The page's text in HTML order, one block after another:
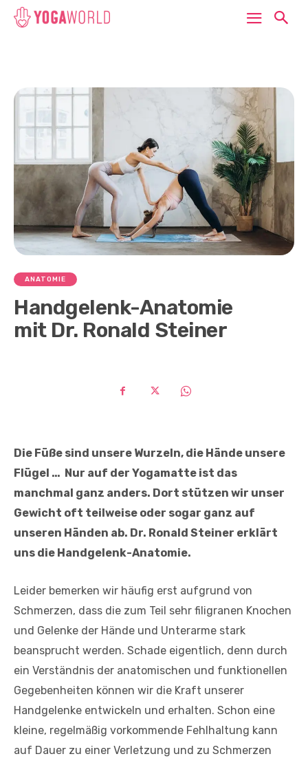
ANATOMIE
Handgelenk-Anatomie
mit Dr. Ronald Steiner
Die Füße sind unsere Wurzeln, die Hände unsere
Flügel … Nur auf der Yogamatte ist das
manchmal ganz anders. Dort stützen wir unser
Gewicht oft teilweise oder sogar ganz auf
unseren Händen ab. Dr. Ronald Steiner erklärt
uns die Handgelenk-Anatomie.
Leider bemerken wir häufig erst aufgrund von
Schmerzen, dass die zum Teil sehr filigranen Knochen
und Gelenke der Hände und Unterarme stark
beansprucht werden. Schade eigentlich, denn durch
ein Verständnis der anatomischen und funktionellen
Gegebenheiten können wir die Kraft unserer
Handgelenke entwickeln und erhalten. Schon eine
kleine, regelmäßig vorkommende Fehlhaltung kann
auf Dauer zu einer Verletzung und zu Schmerzen